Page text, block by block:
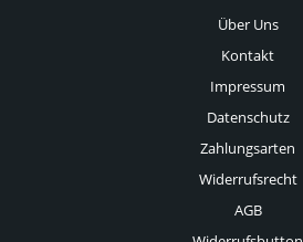
Über Uns
Kontakt
Impressum
Datenschutz
Zahlungsarten
Widerrufsrecht
AGB